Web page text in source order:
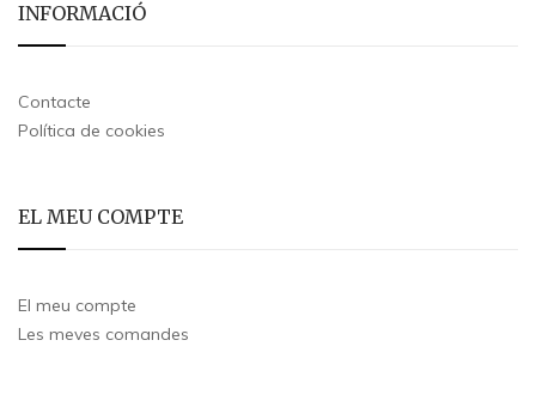
INFORMACIÓ
Contacte
Política de cookies
EL MEU COMPTE
El meu compte
Les meves comandes